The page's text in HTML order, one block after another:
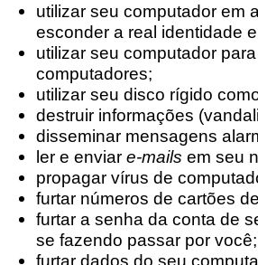
utilizar seu computador em
esconder a real identidade
utilizar seu computador
computadores;
utilizar seu disco rígido
destruir informações
disseminar mensagens
ler e enviar e-mails em seu
propagar vírus de
furtar números de cartões
furtar a senha da conta de
se fazendo passar por você;
furtar dados do seu